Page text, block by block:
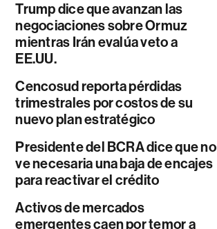
Trump dice que avanzan las
negociaciones sobre Ormuz
mientras Irán evalúa veto a
EE.UU.
Cencosud reporta pérdidas
trimestrales por costos de su
nuevo plan estratégico
Presidente del BCRA dice que no
ve necesaria una baja de encajes
para reactivar el crédito
Activos de mercados
emergentes caen por temor a